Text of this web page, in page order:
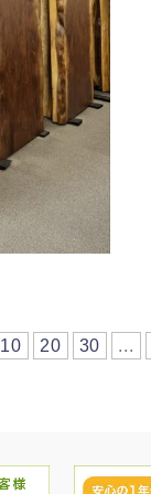
10 20 30 ...